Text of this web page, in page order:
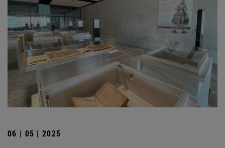
06 | 05 | 2025